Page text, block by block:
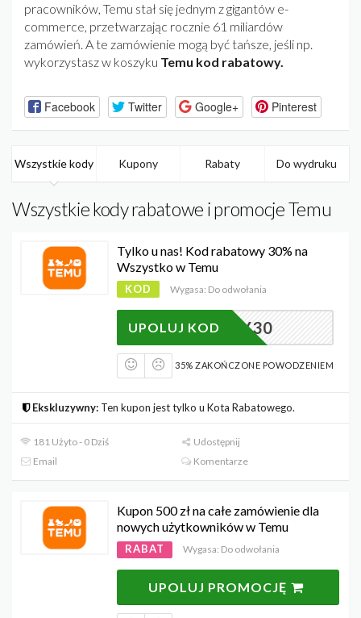
pracowników, Temu stał się jednym z gigantów e-
commerce, przetwarzając rocznie 61 miliardów
zamówień. A te zamówienie mogą być tańsze, jeśli np.
wykorzystasz w koszyku Temu kod rabatowy.
Facebook Twitter Google+ Pinterest
Wszystkie kody Kupony Rabaty Do wydruku
Wszystkie kody rabatowe i promocje Temu
Tylko u nas! Kod rabatowy 30% na
Wszystko w Temu
KOD Wygasa: Do odwołania
BATOWY30
UPOLUJ KOD
35% ZAKOŃCZONE POWODZENIEM
Ekskluzywny: Ten kupon jest tylko u Kota Rabatowego.
181 Użyto - 0 Dziś
Udostępnij
Email
Komentarze
Kupon 500 zł na całe zamówienie dla
nowych użytkowników w Temu
RABAT Wygasa: Do odwołania
UPOLUJ PROMOCJĘ